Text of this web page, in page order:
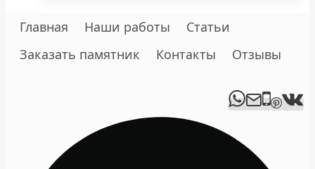
Главная Наши работы
Статьи
Заказать памятник
Контакты Отзывы